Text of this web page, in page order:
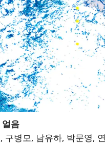
얼음
구병모, 남유하, 박문영,